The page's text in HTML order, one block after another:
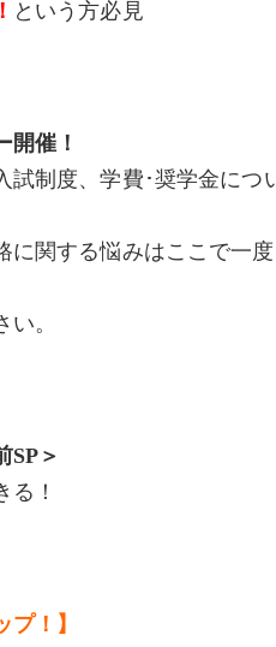
という方必見
開催！
制度、学費･奨学金につ
関する悩みはここで一
。
SP＞
！
！】